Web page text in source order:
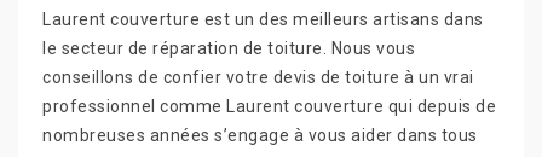
Laurent couverture est un des meilleurs artisans dans
le secteur de réparation de toiture. Nous vous
conseillons de confier votre devis de toiture à un vrai
professionnel comme Laurent couverture qui depuis de
nombreuses années s’engage à vous aider dans tous